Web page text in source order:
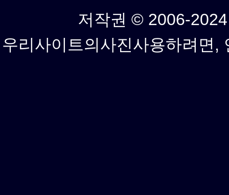
저작권 © 2006-
우리사이트의사진사용하려면,